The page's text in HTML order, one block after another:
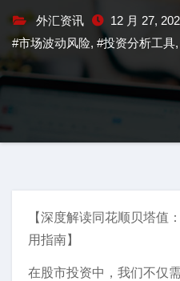
外汇资讯 12 月 27,
#市场波动风险, #投资分析工具,
【深度解读同花顺贝塔值
用指南】
在股市投资中，我们不仅